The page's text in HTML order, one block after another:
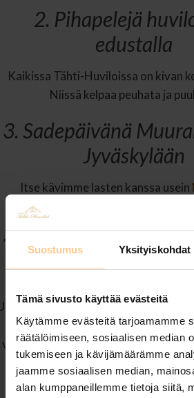
Suostumus Yksityiskohdat
Tämä sivusto käyttää evästeitä
Käytämme evästeitä tarjoamamme
räätälöimiseen, sosiaalisen median
tukemiseen ja kävijämäärämme
jaamme sosiaalisen median,
alan kumppaneillemme tietoja siitä,
2. Pihapelejä
edustalla
Kaikissa Tähti-Huviloissa on kivan
Niissä kelpaa peuhata ja
3. Sadepäivänä
Jyväskylään
Itse kävimme lasten kanssa usein
kirjastossa
”suuruudenhulluutta”, kun pieneen
Jos haluaa peuhata vedessä
ajaa hieman pidemmälle. Koska
vain 20 minuutin ajomatka, voi siellä
kaupoissa tai esimerkiksi